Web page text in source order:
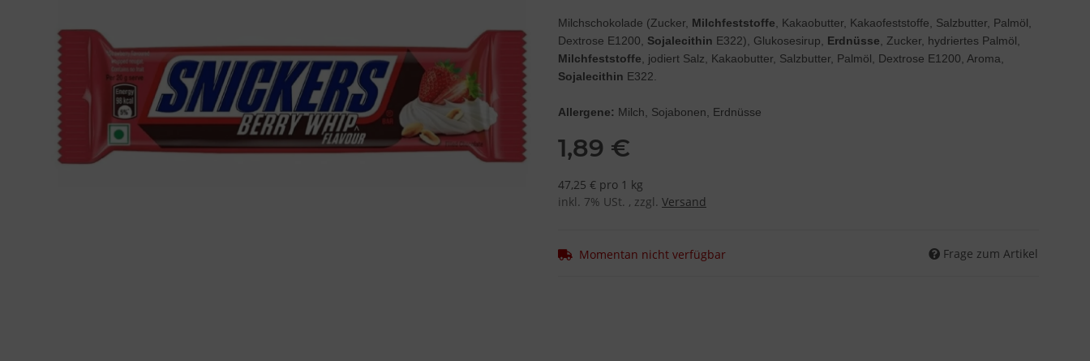
Milchschokolade (Zucker, Milchfeststoffe, Kakaobutter, Kakaofeststoffe, Salzbutter, Palmöl,
Dextrose E1200, Sojalecithin E322), Glukosesirup, Erdnüsse, Zucker, hydriertes Palmöl,
Milchfeststoffe, jodiert Salz, Kakaobutter, Salzbutter, Palmöl, Dextrose E1200, Aroma,
Sojalecithin E322.
Allergene: Milch, Sojabonen, Erdnüsse
1,89 €
47,25 € pro 1 kg
inkl. 7% USt. , zzgl. Versand
Momentan nicht verfügbar Frage zum Artikel